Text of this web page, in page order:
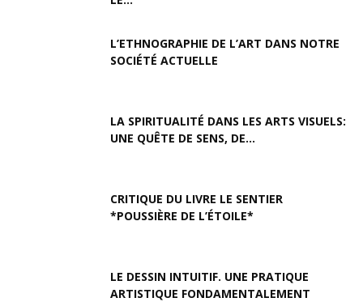
L’ETHNOGRAPHIE DE L’ART DANS NOTRE
SOCIÉTÉ ACTUELLE
LA SPIRITUALITÉ DANS LES ARTS VISUELS:
UNE QUÊTE DE SENS, DE...
CRITIQUE DU LIVRE LE SENTIER
*POUSSIÈRE DE L’ÉTOILE*
LE DESSIN INTUITIF. UNE PRATIQUE
ARTISTIQUE FONDAMENTALEMENT